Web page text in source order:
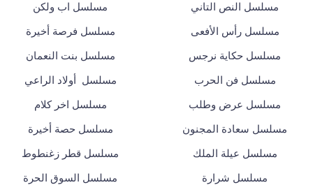
مسلسل النص التاني مسلسل اب ولكن
مسلسل رأس الأفعى مسلسل فرصة أخيرة
مسلسل حكاية نرجس مسلسل بنت النعمان
مسلسل فن الحرب مسلسل أولاد الراعي
مسلسل عرض وطلب مسلسل اخر كلام
مسلسل سعادة المجنون مسلسل حصة أخيرة
مسلسل عيلة الملك مسلسل قطر زغنطوط
مسلسل شرارة مسلسل السوق الحرة